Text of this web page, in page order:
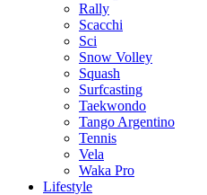
Rally
Scacchi
Sci
Snow Volley
Squash
Surfcasting
Taekwondo
Tango Argentino
Tennis
Vela
Waka Pro
Lifestyle